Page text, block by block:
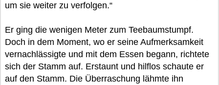
um sie weiter zu verfolgen.“
Er ging die wenigen Meter zum Teebaumstumpf.
Doch in dem Moment, wo er seine Aufmerksamkeit
vernachlässigte und mit dem Essen begann, richtete
sich der Stamm auf. Erstaunt und hilflos schaute er
auf den Stamm. Die Überraschung lähmte ihn